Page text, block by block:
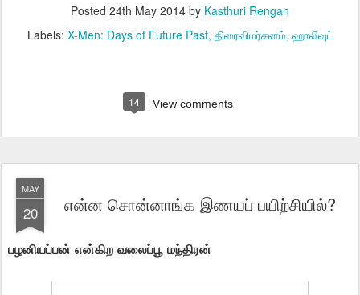
Posted 24th May 2014 by Kasthuri Rengan
Labels: X-Men: Days of Future Past திரைவிமர்சனம் ஹாலிவுட்
14 View comments
MAY
20 என்ன சொன்னாங்க இணயப் பயிற்சியில்?
பழனியப்பன் என்கிற வலைப்பூ மந்திரன்